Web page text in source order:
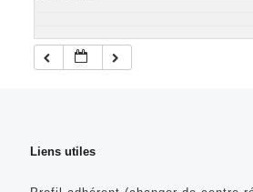
Liens utiles